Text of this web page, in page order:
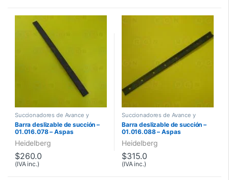
Succionadores de Avance y
Levantado
Barra deslizable de succión –
01.016.078 – Aspas
Heidelberg
$260.0
(IVA inc.)
Succionadores de Avance y
Levantado
Barra deslizable de succión –
01.016.088 – Aspas
Heidelberg
$315.0
(IVA inc.)